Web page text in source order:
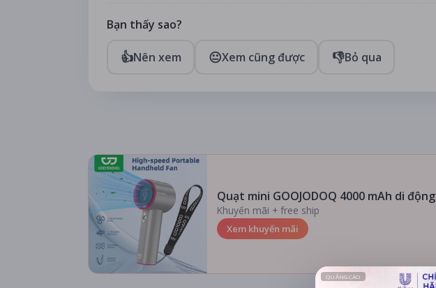
Bạn thấy sao?
👍Nên xem 😐Xem cũng được 👎Bỏ qua
Quạt mini GOOJODOQ 4000 mAh di động
Khuyến mãi + free ship
Xem khuyến mãi